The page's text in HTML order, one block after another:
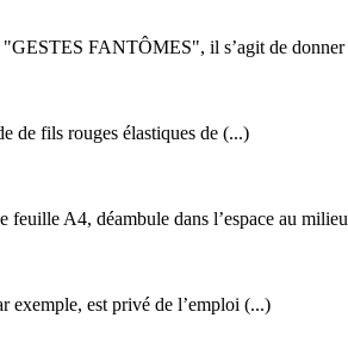
FANTÔMES", il s’agit de donner
de fils rouges élastiques de (...)
feuille A4, déambule dans l’espace au
exemple, est privé de l’emploi (...)